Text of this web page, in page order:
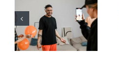
preguntas
más
buscadas
sobre las
redes